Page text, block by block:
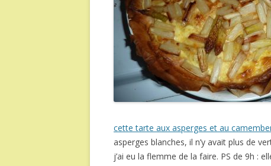
cette tarte aux asperges et au
asperges blanches, il n’y avait plus de
j’ai eu la flemme de la faire. PS de 9h :